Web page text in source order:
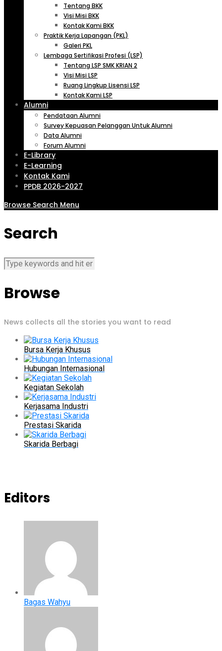
Tentang BKK
Visi Misi BKK
Kontak Kami BKK
Praktik Kerja Lapangan (PKL)
Galeri PKL
Lembaga Sertifikasi Profesi (LSP)
Tentang LSP SMK KRIAN 2
Visi Misi LSP
Ruang Lingkup Lisensi LSP
Kontak Kami LSP
Alumni
Pendataan Alumni
Survey Kepuasan Pelanggan Untuk Alumni
Data Alumni
Forum Alumni
E-Library
E-Learning
Kontak Kami
PPDB 2026-2027
Browse Search Menu
Search
Browse
News collects all the stories you want to read
Bursa Kerja Khusus
Hubungan Internasional
Kegiatan Sekolah
Kerjasama Industri
Prestasi Skarida
Skarida Berbagi
Editors
Bagas Wahyu